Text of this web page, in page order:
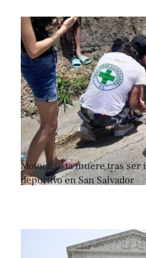
Motociclista muere tras ser
deportivo en San Salvador